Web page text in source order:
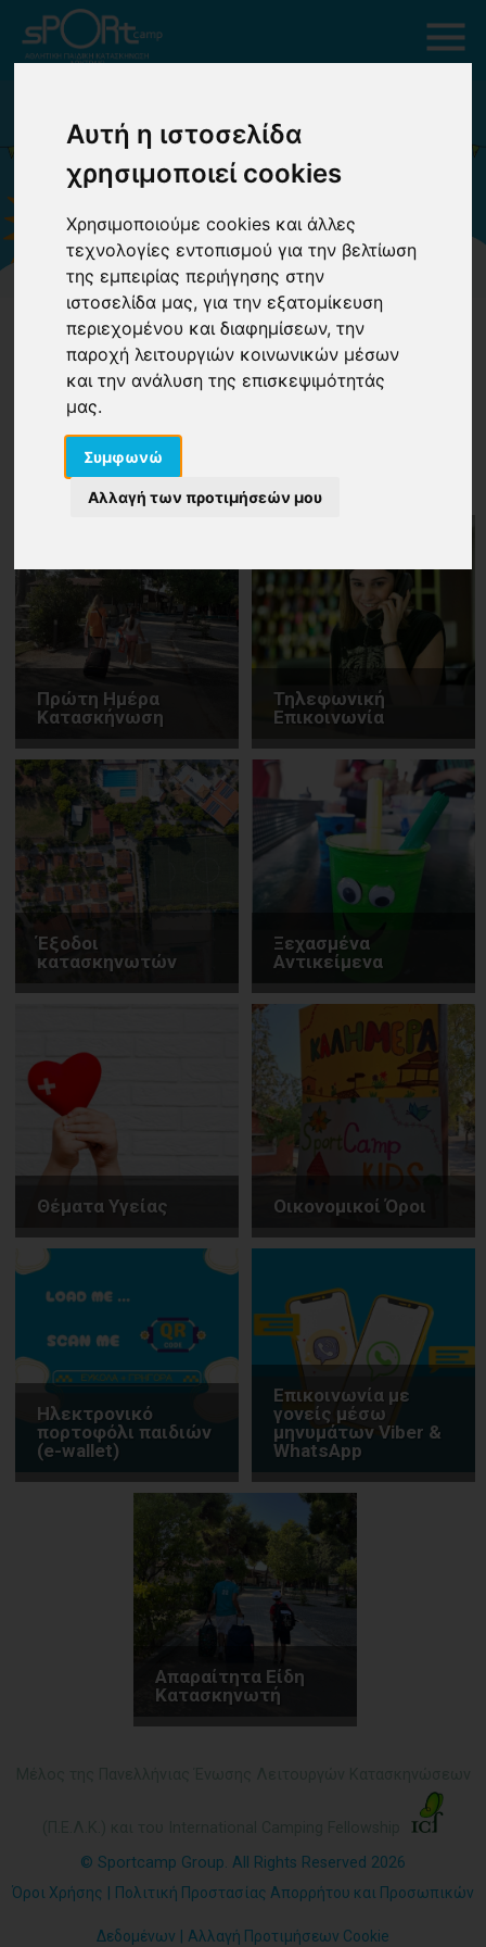
Αυτή η ιστοσελίδα
χρησιμοποιεί cookies
Χρησιμοποιούμε cookies και άλλες
τεχνολογίες εντοπισμού για την βελτίωση
της εμπειρίας περιήγησης στην
ιστοσελίδα μας, για την εξατομίκευση
περιεχομένου και διαφημίσεων, την
παροχή λειτουργιών κοινωνικών μέσων
και την ανάλυση της επισκεψιμότητάς
μας.
Συμφωνώ
Αλλαγή των προτιμήσεών μου
ΧΡΗΣΙΜΕΣ ΠΛΗΡΟΦΟΡΙΕΣ &
ΣΥΜΒΟΥΛΕΣ
Πρώτη Ημέρα
Κατασκήνωση
Τηλεφωνική
Επικοινωνία
Έξοδοι
κατασκηνωτών
Ξεχασμένα
Αντικείμενα
Θέματα Υγείας Οικονομικοί Όροι
Ηλεκτρονικό
πορτοφόλι παιδιών
(e-wallet)
Επικοινωνία με
γονείς μέσω
μηνυμάτων Viber &
WhatsApp
Απαραίτητα Είδη
Κατασκηνωτή
© Sportcamp Group. All Rights Reserved 2026
Όροι Χρήσης Πολιτική Προστασίας Απορρήτου και Προσωπικών
Δεδομένων Αλλαγή Προτιμήσεων Cookie